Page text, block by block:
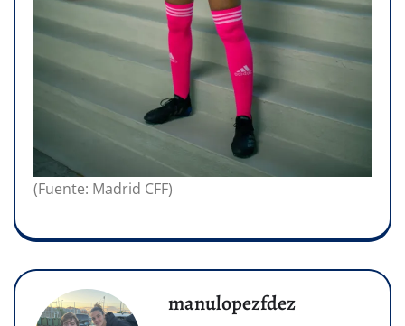
(Fuente: Madrid CFF)
manulopezfdez